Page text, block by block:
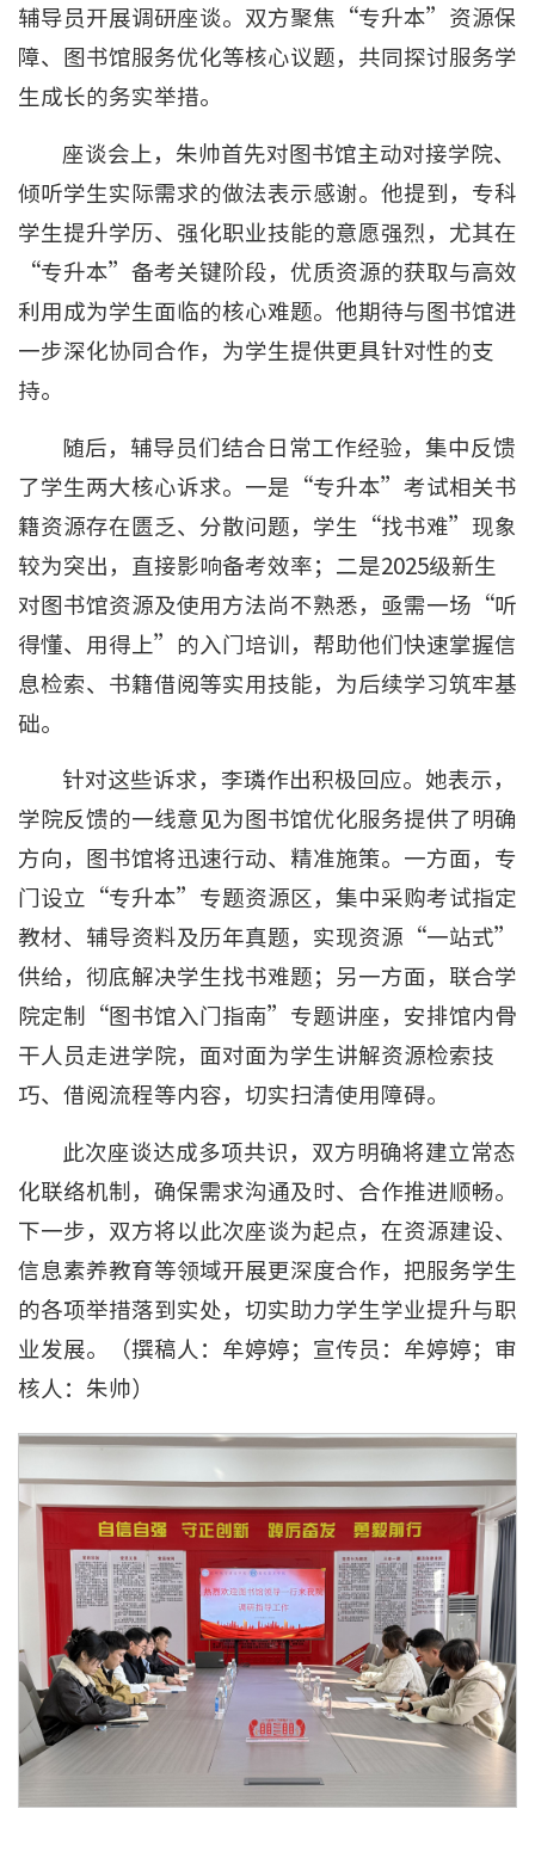
辅导员开展调研座谈。双方聚焦“专升本”资源保
障、图书馆服务优化等核心议题，共同探讨服务学
生成长的务实举措。
座谈会上，朱帅首先对图书馆主动对接学院、
倾听学生实际需求的做法表示感谢。他提到，专科
学生提升学历、强化职业技能的意愿强烈，尤其在
“专升本”备考关键阶段，优质资源的获取与高效
利用成为学生面临的核心难题。他期待与图书馆进
一步深化协同合作，为学生提供更具针对性的支
持。
随后，辅导员们结合日常工作经验，集中反馈
了学生两大核心诉求。一是“专升本”考试相关书
籍资源存在匮乏、分散问题，学生“找书难”现象
较为突出，直接影响备考效率；二是2025级新生
对图书馆资源及使用方法尚不熟悉，亟需一场“听
得懂、用得上”的入门培训，帮助他们快速掌握信
息检索、书籍借阅等实用技能，为后续学习筑牢基
础。
针对这些诉求，李璘作出积极回应。她表示，
学院反馈的一线意见为图书馆优化服务提供了明确
方向，图书馆将迅速行动、精准施策。一方面，专
门设立“专升本”专题资源区，集中采购考试指定
教材、辅导资料及历年真题，实现资源“一站式”
供给，彻底解决学生找书难题；另一方面，联合学
院定制“图书馆入门指南”专题讲座，安排馆内骨
干人员走进学院，面对面为学生讲解资源检索技
巧、借阅流程等内容，切实扫清使用障碍。
此次座谈达成多项共识，双方明确将建立常态
化联络机制，确保需求沟通及时、合作推进顺畅。
下一步，双方将以此次座谈为起点，在资源建设、
信息素养教育等领域开展更深度合作，把服务学生
的各项举措落到实处，切实助力学生学业提升与职
业发展。（撰稿人：牟婷婷；宣传员：牟婷婷；审
核人：朱帅）